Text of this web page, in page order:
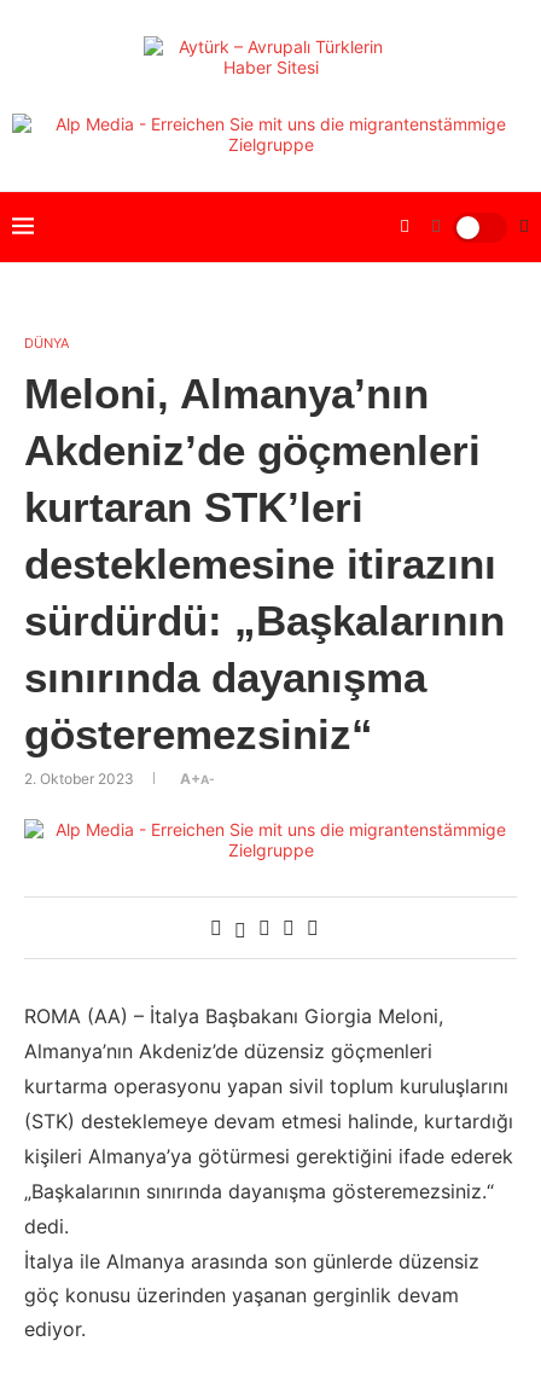
DÜNYA
Meloni, Almanya’nın
Akdeniz’de göçmenleri
kurtaran STK’leri
desteklemesine itirazını
sürdürdü: „Başkalarının
sınırında dayanışma
gösteremezsiniz“
2. Oktober 2023 A+A-
ROMA (AA) – İtalya Başbakanı Giorgia Meloni,
Almanya’nın Akdeniz’de düzensiz göçmenleri
kurtarma operasyonu yapan sivil toplum kuruluşlarını
(STK) desteklemeye devam etmesi halinde, kurtardığı
kişileri Almanya’ya götürmesi gerektiğini ifade ederek
„Başkalarının sınırında dayanışma gösteremezsiniz.“
dedi.
İtalya ile Almanya arasında son günlerde düzensiz
göç konusu üzerinden yaşanan gerginlik devam
ediyor.